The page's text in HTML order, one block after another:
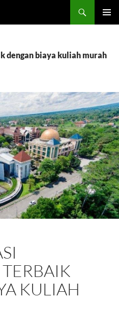
dengan biaya kuliah murah
KULIAH